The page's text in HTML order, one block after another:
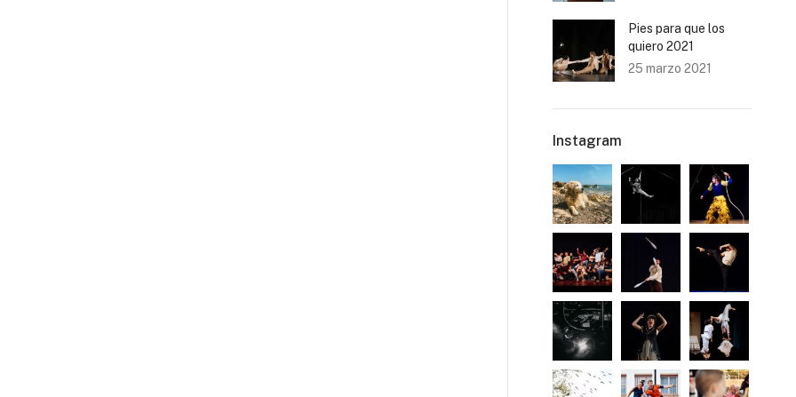
Pies para que los
quiero 2021
25 marzo 2021
Instagram